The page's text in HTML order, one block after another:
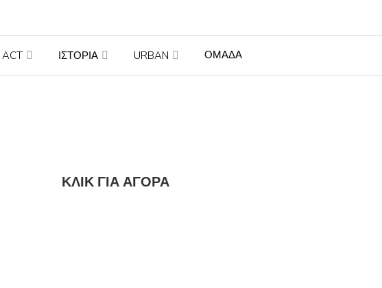
ACT ΙΣΤΟΡΙΑ URBAN ΟΜΑΔΑ
ΚΛΙΚ ΓΙΑ ΑΓΟΡΆ